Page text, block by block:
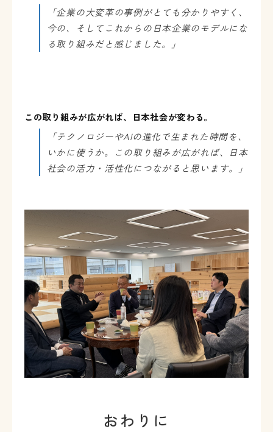
「企業の大変革の事例がとても分かりやすく、
今の、そしてこれからの日本企業のモデルにな
る取り組みだと感じました。」
この取り組みが広がれば、日本社会が変わる。
「テクノロジーやAIの進化で生まれた時間を、
いかに使うか。この取り組みが広がれば、日本
社会の活力・活性化につながると思います。」
おわりに